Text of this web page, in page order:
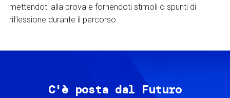
mettendoti alla prova e fornendoti stimoli o spunti di
riflessione durante il percorso.
C'è posta dal Futuro